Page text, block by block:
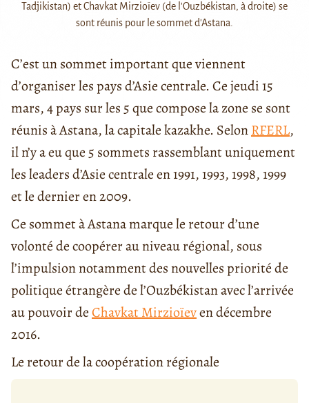
Tadjikistan) et Chavkat Mirzioïev (de l'Ouzbékistan, à droite) se
sont réunis pour le sommet d'Astana.
C’est un sommet important que viennent
d’organiser les pays d’Asie centrale. Ce jeudi 15
mars, 4 pays sur les 5 que compose la zone se sont
réunis à Astana, la capitale kazakhe. SelonRFERL,
il n’y a eu que 5 sommets rassemblant uniquement
les leaders d’Asie centrale en 1991, 1993, 1998, 1999
et le dernier en 2009.
Ce sommet à Astana marque le retour d’une
volonté de coopérer au niveau régional, sous
l’impulsion notamment des nouvelles priorité de
politique étrangère de l’Ouzbékistan avec l’arrivée
au pouvoir deChavkat Mirzioïeven décembre
2016.
Le retour de la coopération régionale